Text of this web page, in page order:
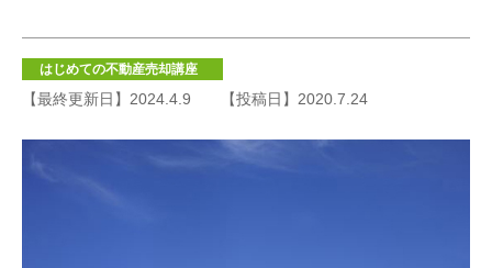
はじめての不動産売却講座
【最終更新日】2024.4.9 【投稿日】2020.7.24